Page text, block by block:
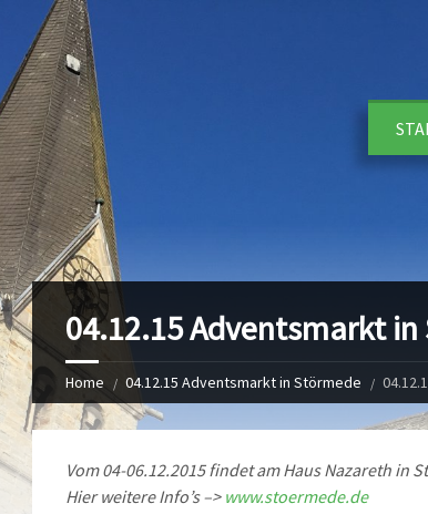
04.12.15 Adventsmarkt
Home 04.12.15 Adventsmarkt in Störmede
Vom 04-06.12.2015 findet am Haus Nazareth in
Hier weitere Info’s –> www.stoermede.de